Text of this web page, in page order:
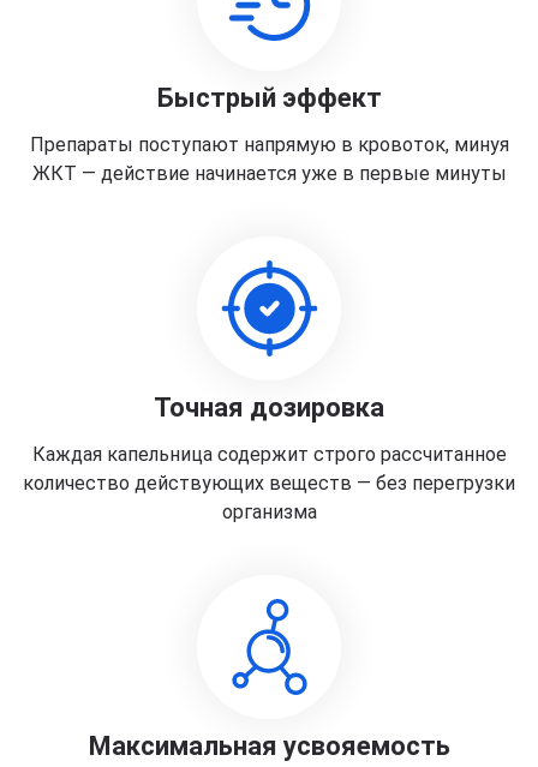
Быстрый эффект
Препараты поступают напрямую в кровоток, минуя
ЖКТ — действие начинается уже в первые минуты
Точная дозировка
Каждая капельница содержит строго рассчитанное
количество действующих веществ — без перегрузки
организма
Максимальная усвояемость